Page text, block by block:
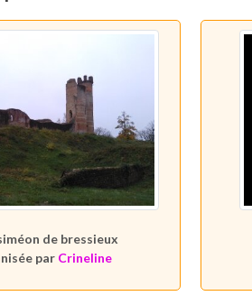
de bressieux
par Crineline